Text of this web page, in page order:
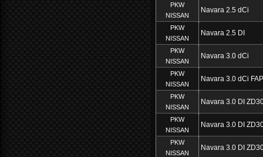
PKW
NISSAN
Navara 2.5 dCi
PKW
NISSAN
Navara 2.5 DI
PKW
NISSAN
Navara 3.0 dCi
PKW
NISSAN
Navara 3.0 dCi FAP
PKW
NISSAN
Navara 3.0 DI
PKW
NISSAN
Navara 3.0 DI
PKW
NISSAN
Navara 3.0 DI